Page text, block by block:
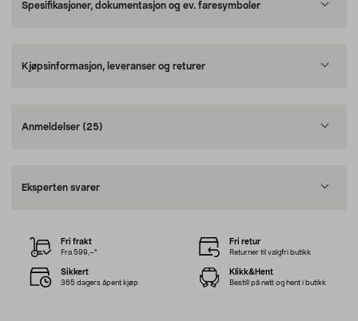
Spesifikasjoner, dokumentasjon og ev. faresymboler
Kjøpsinformasjon, leveranser og returer
Anmeldelser (25)
Eksperten svarer
Fri frakt
Fra 599,–*
Fri retur
Returner til valgfri butikk
Sikkert
365 dagers åpent kjøp
Klikk&Hent
Bestill på nett og hent i butikk